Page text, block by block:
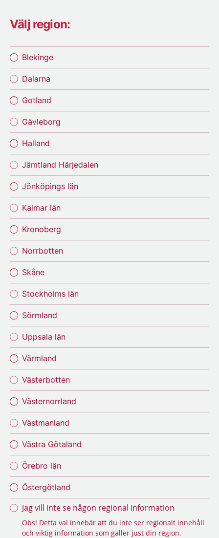
Välj region:
Blekinge
Dalarna
Gotland
Gävleborg
Halland
Jämtland Härjedalen
Jönköpings län
Kalmar län
Kronoberg
Norrbotten
Skåne
Stockholms län
Sörmland
Uppsala län
Värmland
Västerbotten
Västernorrland
Västmanland
Västra Götaland
Örebro län
Östergötland
Jag vill inte se någon regional information
Obs! Detta val innebär att du inte ser regionalt innehåll
och viktig information som gäller just din region.